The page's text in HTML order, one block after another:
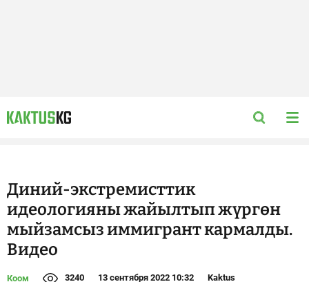
Диний-экстремисттик
идеологияны жайылтып жүргөн
мыйзамсыз иммигрант кармалды.
Видео
Коом 3240 13 сентября 2022 10:32 Kaktus